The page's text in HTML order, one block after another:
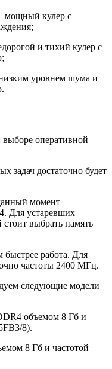
мощный кулер с
и тихий кулер с
уровнем шума и
оперативной
задач достаточно будет
момент
Для устаревших
выбрать память
быстрее работа. Для
частоты 2400 МГц.
следующие модели
объемом 8 Гб и
8).
8 Гб и частотой